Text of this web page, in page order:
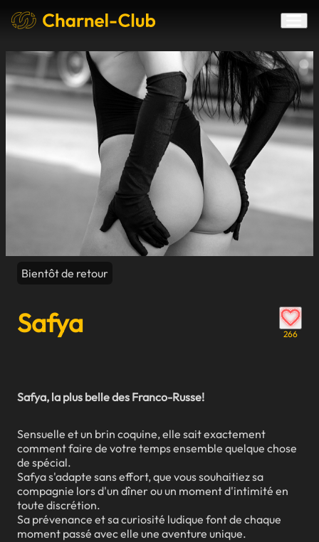
Safya 266
Bientôt de retour
Safya, la plus belle des Franco-Russe!
Sensuelle et un brin coquine, elle sait exactement
comment faire de votre temps ensemble quelque chose
de spécial.
Safya s'adapte sans effort, que vous souhaitiez sa
compagnie lors d'un dîner ou un moment d'intimité en
toute discrétion.
Sa prévenance et sa curiosité ludique font de chaque
moment passé avec elle une aventure unique.